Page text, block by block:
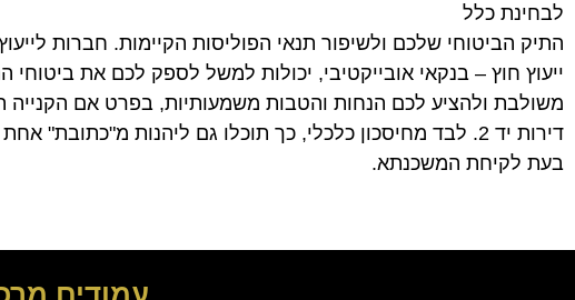
לבחינת כלל
התיק הביטוחי שלכם ולשיפור תנאי הפוליסות הקיימות. חברות
ייעוץ חוץ – בנקאי אובייקטיבי, יכולות למשל לספק לכם את
משולבת ולהציע לכם הנחות והטבות משמעותיות, בפרט אם הקנייה
דירות יד 2. לבד מחיסכון כלכלי, כך תוכלו גם ליהנות
בעת לקיחת המשכנתא.